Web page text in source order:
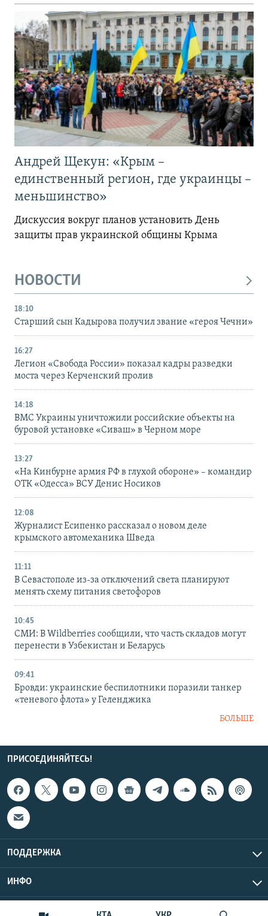
Андрей Щекун: «Крым –
единственный регион, где украинцы –
меньшинство»
Дискуссия вокруг планов установить День
защиты прав украинской общины Крыма
НОВОСТИ
18:10
Старший сын Кадырова получил звание «героя Чечни»
16:27
Легион «Свобода России» показал кадры разведки
моста через Керченский пролив
14:18
ВМС Украины уничтожили российские объекты на
буровой установке «Сиваш» в Черном море
13:27
«На Кинбурне армия РФ в глухой обороне» – командир
ОТК «Одесса» ВСУ Денис Носиков
12:08
Журналист Есипенко рассказал о новом деле
крымского автомеханика Шведа
11:11
В Севастополе из-за отключений света планируют
менять схему питания светофоров
10:45
СМИ: В Wildberries сообщили, что часть складов могут
перенести в Узбекистан и Беларусь
09:41
Бровди: украинские беспилотники поразили танкер
«теневого флота» у Геленджика
БОЛЬШЕ
ПРИСОЕДИНЯЙТЕСЬ!
ПОДДЕРЖКА
ИНФО
Copyright Крым.Реалии, 2026 | Все права защищены.
UTC+3